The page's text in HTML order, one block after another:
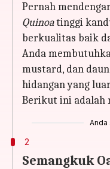
Pernah
Quinoatinggi
berkualitas baik
Anda
mustard, dan
hidangan yang
Berikut ini adalah
Anda
2
Semangkuk